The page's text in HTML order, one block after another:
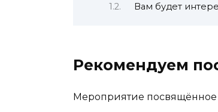
Вам будет
Рекомендуем
Мероприятие посвящённое